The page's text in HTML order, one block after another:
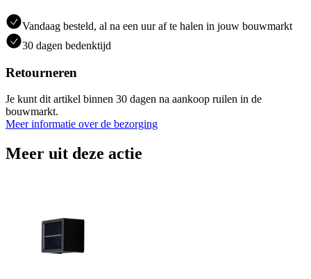
Vandaag besteld, al na een uur af te halen in jouw bouwmarkt
30 dagen bedenktijd
Retourneren
Je kunt dit artikel binnen 30 dagen na aankoop ruilen in de
bouwmarkt.
Meer informatie over de bezorging
Meer uit deze actie